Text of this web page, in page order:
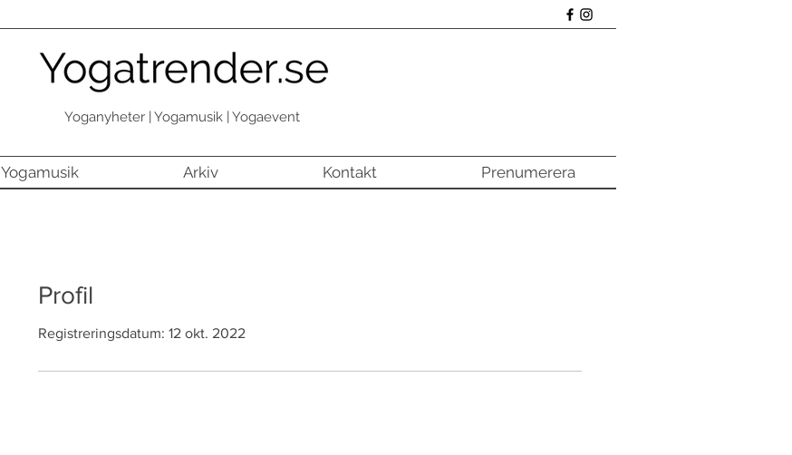
Yoganyheter | Yogamusik | Yogaevent
Yogamusik Arkiv Kontakt Prenumerera
Profil
Registreringsdatum: 12 okt. 2022